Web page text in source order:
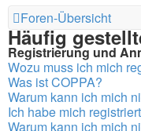
Foren-Übersicht
Häufig
Registrierung und
Wozu muss ich mich
Was ist COPPA?
Warum kann ich mich
Ich habe mich
Warum kann ich mich